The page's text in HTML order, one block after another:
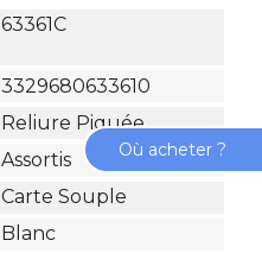
63361C
3329680633610
Reliure Piquée
Assortis
Carte Souple
Blanc
Où acheter ?